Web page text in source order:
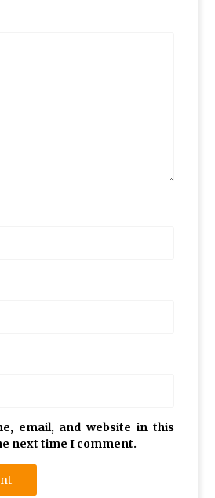
email, and website in this
next time I comment.